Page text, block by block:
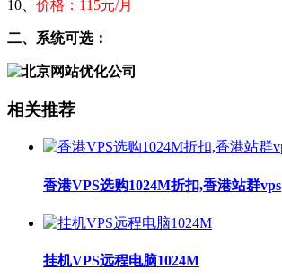
10、 价格：115元/月
二、系统可选：
相关推荐
香港VPS选购1024M折扣,香港站群vps
挂机VPS远程电脑1024M